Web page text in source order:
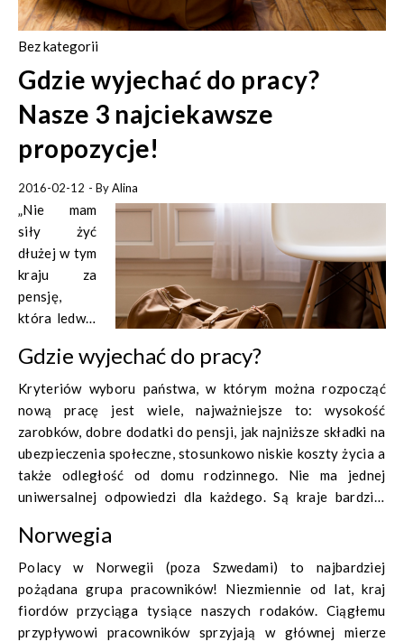
Bez kategorii
Gdzie wyjechać do pracy?
Nasze 3 najciekawsze
propozycje!
2016-02-12 - ByAlina
„Nie mam
siły żyć
dłużej w tym
kraju za
pensję,
która ledwie
na
przeżycie.
Nie mam
perspektyw
na zmianę na
lepszą. Myślę o wyjeździe za granicę.” – Czy Ciebie również
dopadają takie myśli? Zastanawiasz się gdzie najlepiej
zarobisz odpowiednie pieniądze, które nie będą co miesiąc
propozycjach gdzie wyjechać do pracy i rozpocznij nowe,
lepsze życie!
Gdzie wyjechać do pracy?
Kryteriów wyboru państwa, w którym można rozpocząć
nową pracę jest wiele, najważniejsze to: wysokość
zarobków, dobre dodatki do pensji, jak najniższe składki na
ubezpieczenia społeczne, stosunkowo niskie koszty życia a
także odległość od domu rodzinnego. Nie ma jednej
uniwersalnej odpowiedzi dla każdego. Są kraje bardziej
emigrujących na stałe. Poniżej przedstawiamy 3 zupełnie
różne kierunki wraz z danymi, które mogą rozwiać Twoje
wątpliwości i pomóc w podjęciu tego ważnego kroku.
Norwegia
Polacy w Norwegii (poza Szwedami) to najbardziej
pożądana grupa pracowników! Niezmiennie od lat, kraj
fiordów przyciąga tysiące naszych rodaków. Ciągłemu
przypływowi pracowników sprzyjają w głównej mierze